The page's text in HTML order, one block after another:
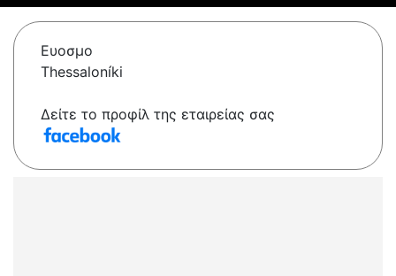
Ευοσμο
Thessaloníki
Δείτε το προφίλ της εταιρείας σας